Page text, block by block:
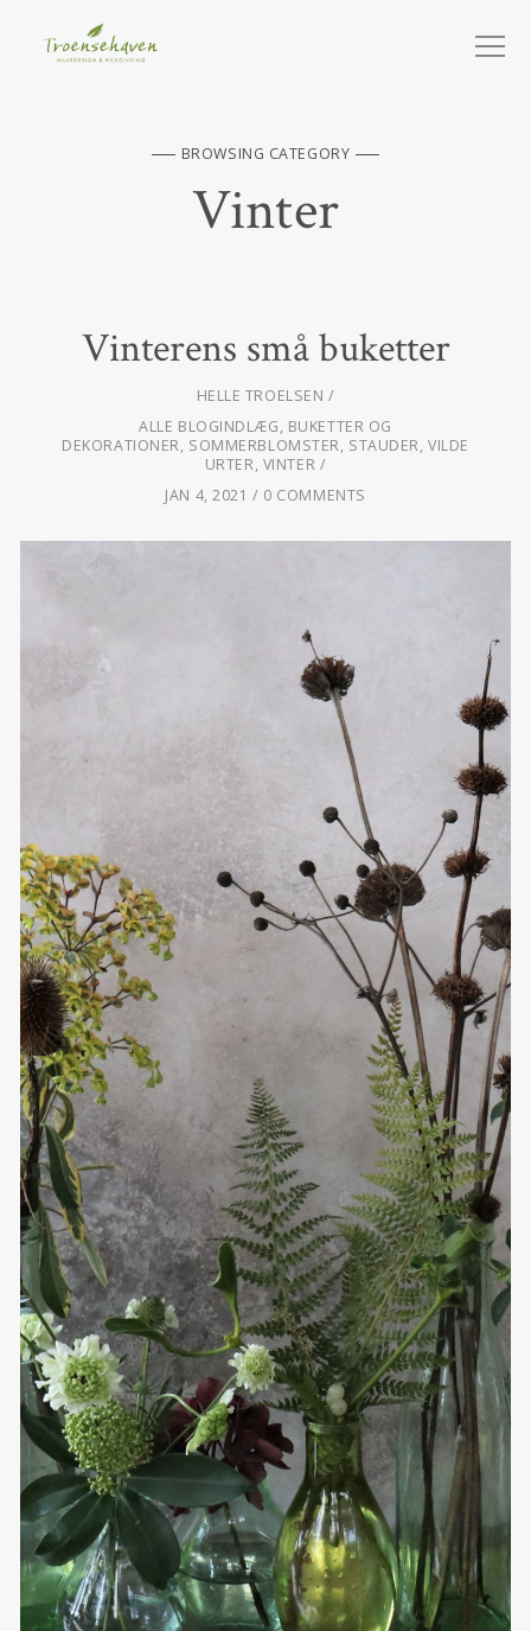
BROWSING CATEGORY
Vinter
Vinterens små buketter
HELLE TROELSEN
ALLE BLOGINDLÆG, BUKETTER OG
DEKORATIONER, SOMMERBLOMSTER, STAUDER,VILDE
URTER, VINTER
JAN 4, 2021
0 COMMENTS